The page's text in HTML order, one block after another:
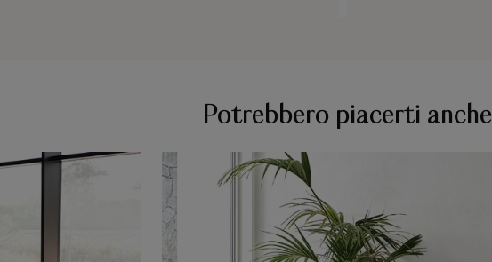
Potrebbero piacerti anche